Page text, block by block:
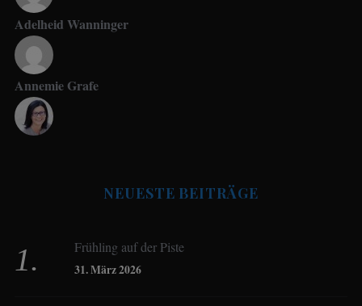
Adelheid Wanninger
Annemie Grafe
Birgit Werner
NEUESTE BEITRÄGE
Frühling auf der Piste
31. März 2026